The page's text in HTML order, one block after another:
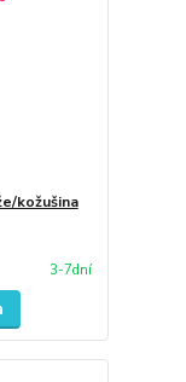
kožušina
3-7dní